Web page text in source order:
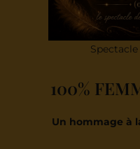
100%
Un hommage à